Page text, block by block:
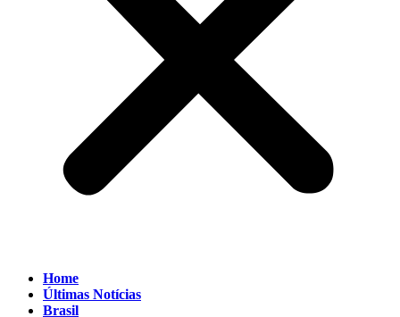
Home
Últimas Notícias
Brasil